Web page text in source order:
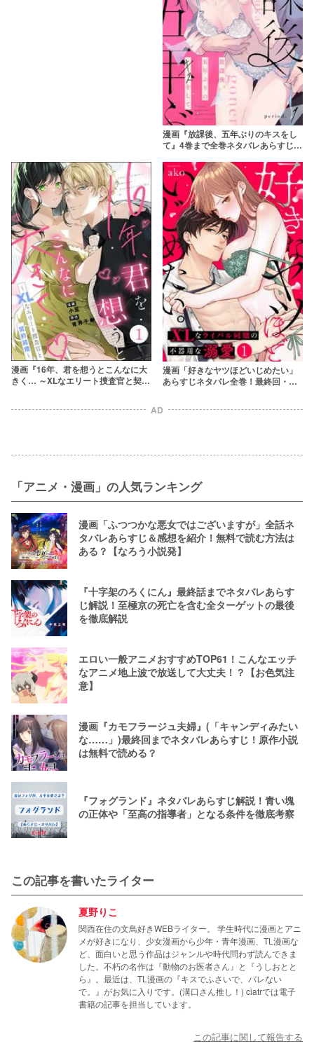
漫画『放課後、五年ぶりのキスをし
て』4巻まで全巻ネタバレあらすじ＆
漫画『16年、君を想うとこんなに大
きく… ～XLなエリート捜査官と契約
トーリー
漫画「好きなヤツほどいじめたい」
あらすじネタバレ全巻！最終回・結
AD
「アニメ・漫画」の人気ランキング
漫画「ふつつかな悪女ではございますが」全話ネ
タバレあらすじ＆感想を紹介！無料で読む方法は
ある？【なろう小説発】
『十字架のろくにん』最終話までネタバレあらす
じ解説！至極京の死亡を含む全ターゲットの最後
を徹底解説
エロい一般アニメおすすめTOP61！こんなエッチ
なアニメ地上波で放送して大丈夫！？【お色気注
意】
漫画『カモフラージュ夫婦』(「キャンディみたい
な……」)最終回までネタバレあらすじ！原作小説
は無料で読める？
『フォグランド』ネタバレあらすじ解説！青い塊
の正体や「至高の指導者」となる条件を徹底考察
この記事を書いたライター
夏野りこ
関西在住の文鳥好きWEBライター。 学生時代に漫画とアニ
メが好きになり、少女漫画から少年・青年漫画、TL漫画な
ど、面白いと思う作品はジャンルや時代問わず読んできま
した。不朽の名作は『動物のお医者さん』と『うしおとと
ら』。最近は、TL漫画の『キスでふさいで、バレない
で。』がお気に入りです。(溝口さん推し！) ciatrでは電子
書籍の記事を担当しています。
この記事に関して報告する